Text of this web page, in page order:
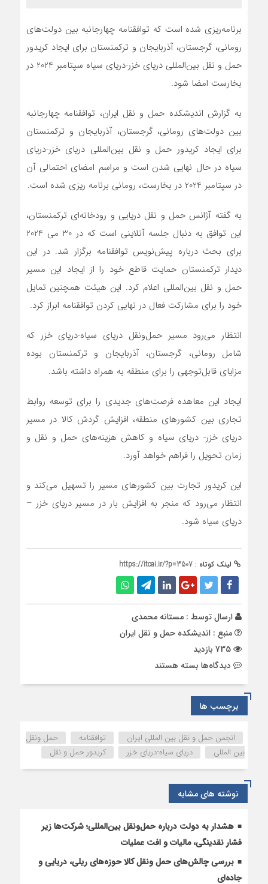
برنامه‌ریزی شده است که توافقنامه چهارجانبه بین دولت‌های
رومانی، گرجستان، آذربایجان و ترکمنستان برای ایجاد کریدور
حمل و نقل بین‌المللی دریای خزر-دریای سیاه سپتامبر 2024 در
بخارست امضا شود.
به گزارش اندیشکده حمل و نقل ایران، توافقنامه چهارجانبه
بین دولت‌های رومانی، گرجستان، آذربایجان و ترکمنستان
برای ایجاد کریدور حمل و نقل بین‌المللی دریای خزر-دریای
سیاه در حال نهایی شدن است و مراسم امضای احتمالی آن
در سپتامبر 2024 در بخارست، رومانی برنامه ریزی شده است.
به گفته آژانس حمل و نقل دریایی و رودخانه‌ای ترکمنستان،
این توافق به دنبال جلسه آنلاینی است که در 30 می 2024
برای بحث درباره پیش‌نویس توافقنامه برگزار شد. در این
دیدار ترکمنستان حمایت قاطع خود را از ایجاد این مسیر
حمل و نقل بین‌المللی اعلام کرد. این هیئت همچنین تمایل
خود را برای مشارکت فعال در نهایی کردن توافقنامه ابراز کرد.
انتظار می‌رود مسیر حمل‌ونقل دریای سیاه-دریای خزر که
شامل رومانی، گرجستان، آذربایجان و ترکمنستان بوده
مزایای قابل‌توجهی را برای منطقه به همراه داشته باشد.
ایجاد این معاهده فرصت‌های جدیدی را برای توسعه روابط
تجاری بین کشورهای منطقه، افزایش گردش کالا در مسیر
دریای خزر- دریای سیاه و کاهش هزینه‌های حمل و نقل و
زمان تحویل را فراهم خواهد آورد.
این کریدور تجارت بین کشورهای مسیر را تسهیل می‌کند و
انتظار می‌رود که منجر به افزایش بار در مسیر دریای خزر –
دریای سیاه شود.
لینک کوتاه : https://itcai.ir/?p=3507
ارسال توسط : مستانه محمدی
منبع : اندیشکده حمل و نقل ایران
دیدگاه‌ها برای
و
نقل
خزر-
دریای
سیاه
امضا
می‌شود
بسته هستند
برچسب ها
انجمن حمل و نقل بین المللی ایران توافقنامه
حمل ونقل
بین المللی
دریای سیاه-دریای خزر کریدور حمل و نقل
نوشته های مشابه
هشدار به دولت درباره حمل‌ونقل بین‌المللی؛ شرکت‌ها زیر
فشار نقدینگی، مالیات و افت عملیات
بررسی چالش‌های حمل ونقل کالا حوزه‌های ریلی، دریایی و
جاده‌ای